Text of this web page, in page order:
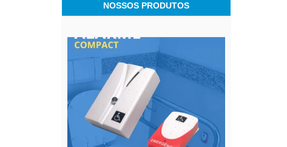
NOSSOS PRODUTOS